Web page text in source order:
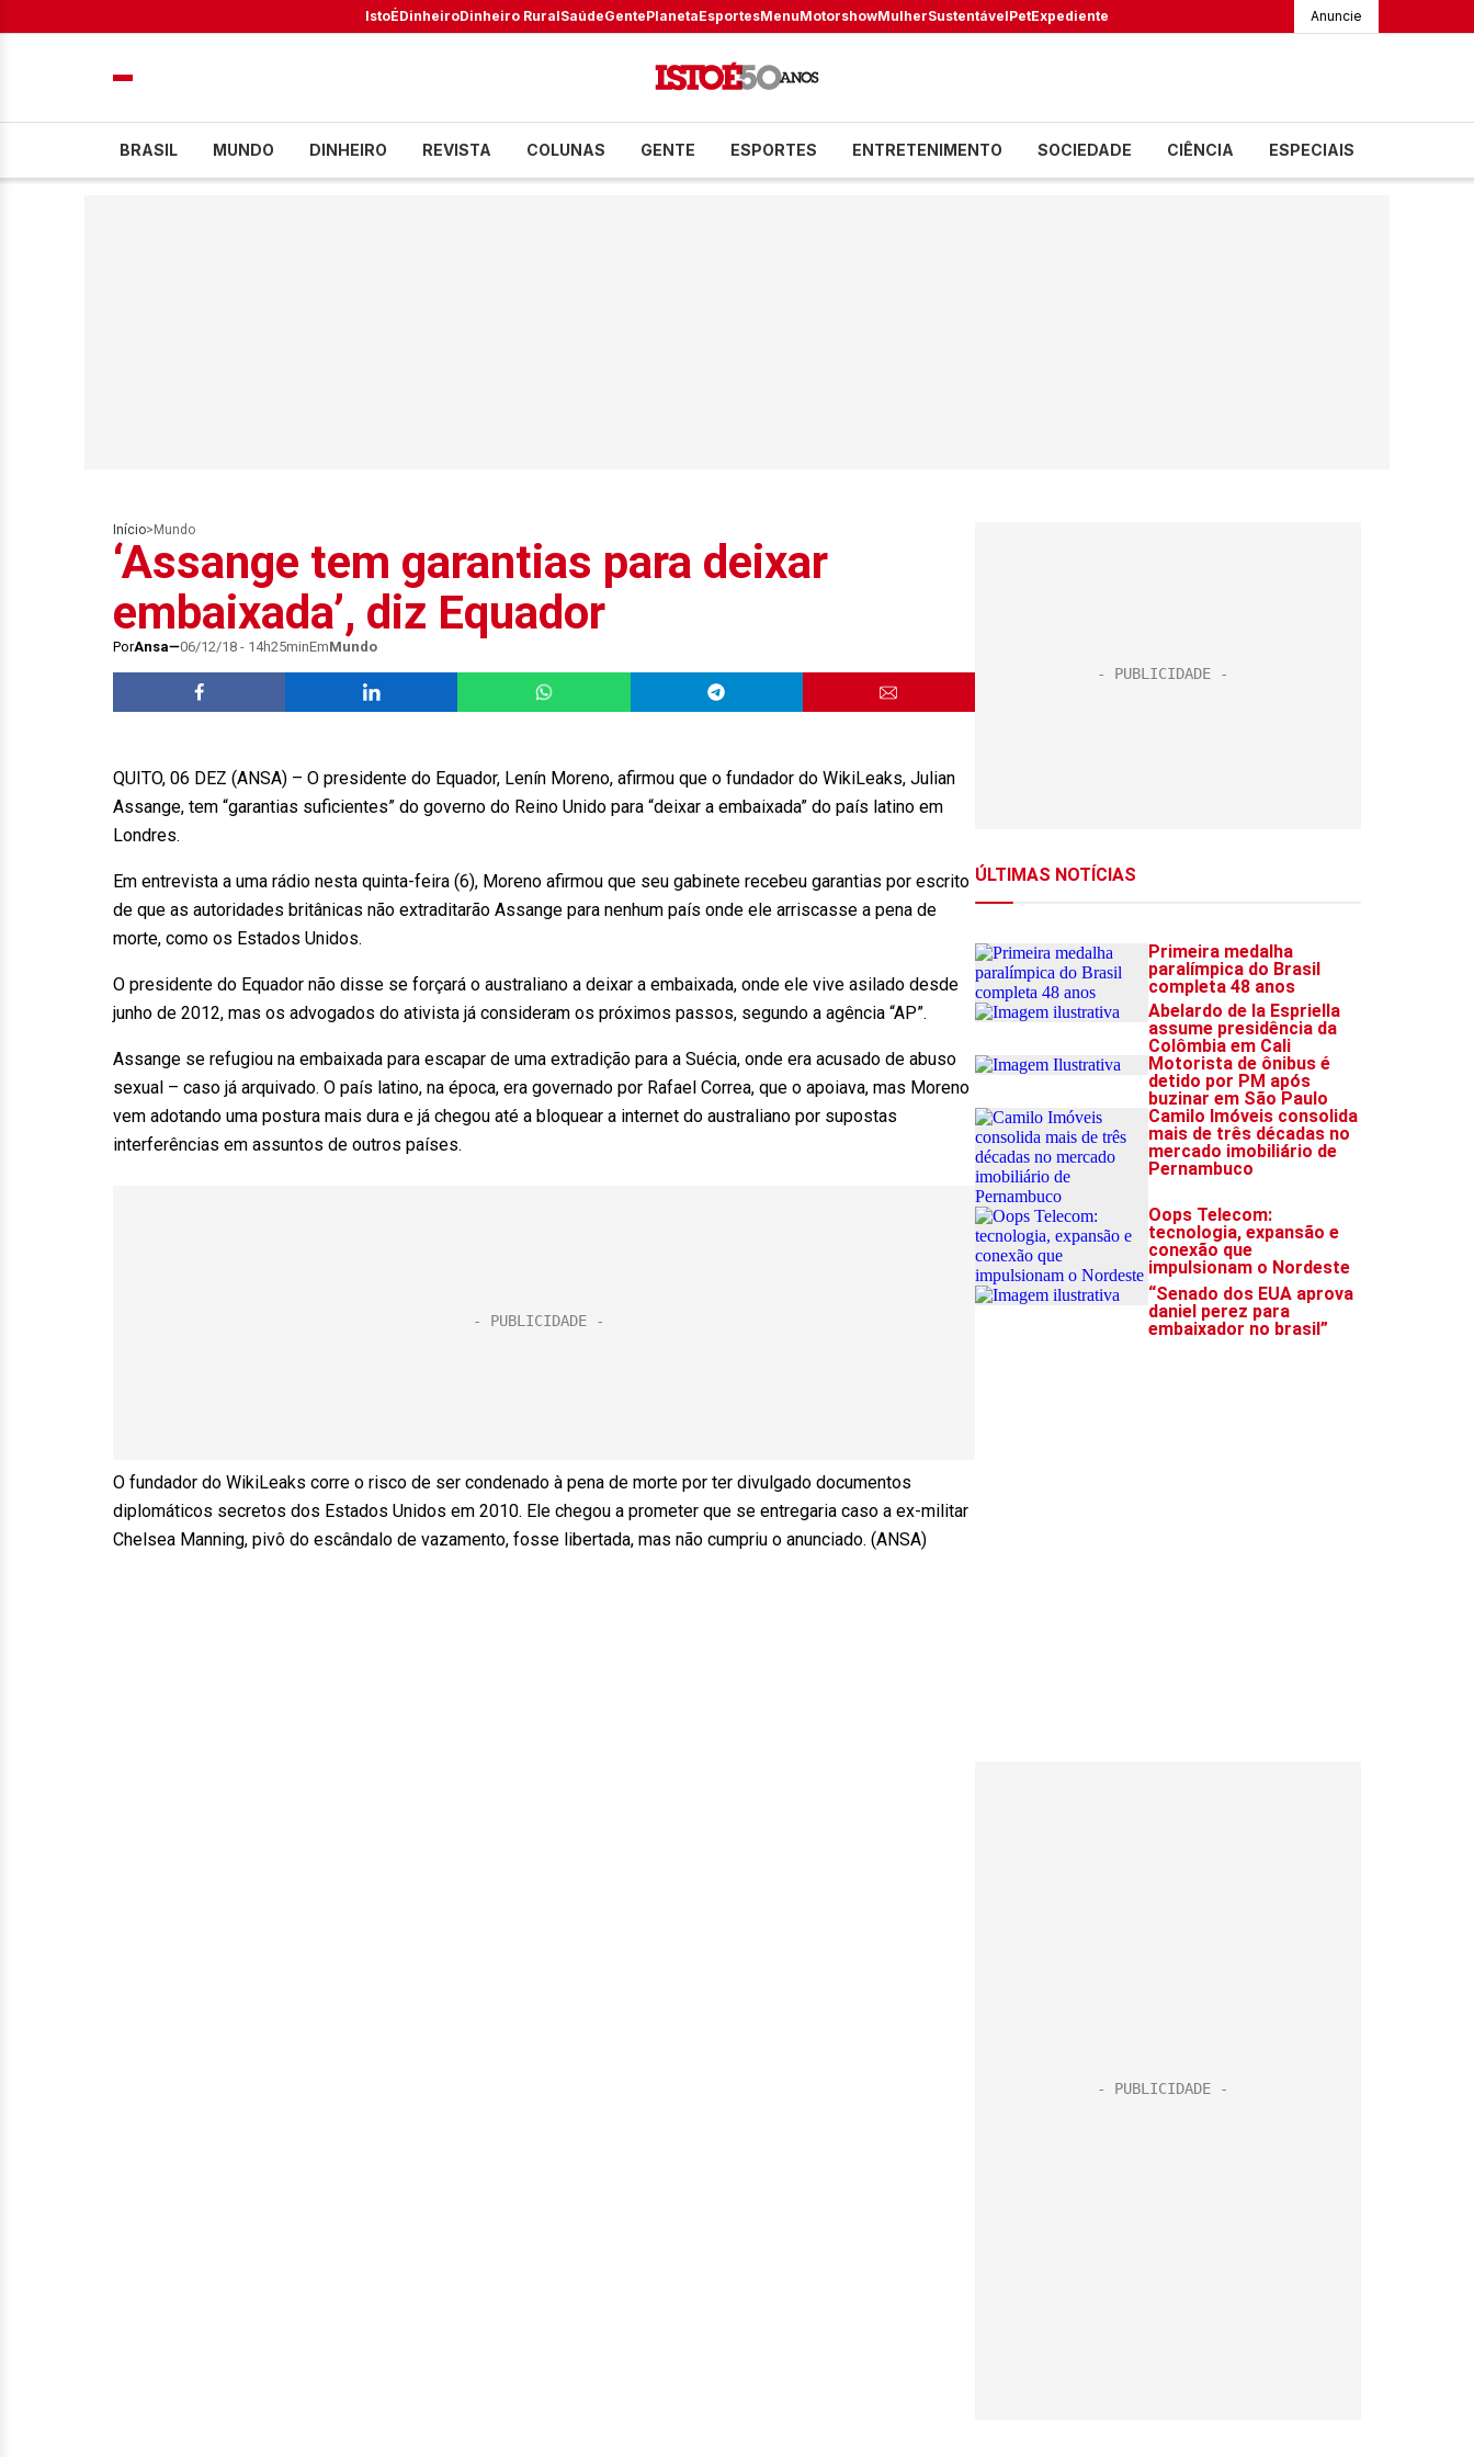
IstoÉDinheiroDinheiro RuralSaúdeGentePlanetaEsportesMenuMotorshowMulherSustentávelPetExpediente Anuncie
BRASIL MUNDO DINHEIRO REVISTA COLUNAS GENTE ESPORTES ENTRETENIMENTO SOCIEDADE CIÊNCIA ESPECIAIS
Início> Mundo
‘Assange tem garantias para deixar
embaixada’, diz Equador
PorAnsa 06/12/18 - 14h25minEmMundo
QUITO, 06 DEZ (ANSA) – O presidente do Equador, Lenín Moreno, afirmou que o fundador do WikiLeaks, Julian
Assange, tem “garantias suficientes” do governo do Reino Unido para “deixar a embaixada” do país latino em
Londres.
Em entrevista a uma rádio nesta quinta-feira (6), Moreno afirmou que seu gabinete recebeu garantias por escrito
de que as autoridades britânicas não extraditarão Assange para nenhum país onde ele arriscasse a pena de
morte, como os Estados Unidos.
O presidente do Equador não disse se forçará o australiano a deixar a embaixada, onde ele vive asilado desde
junho de 2012, mas os advogados do ativista já consideram os próximos passos, segundo a agência “AP”.
Assange se refugiou na embaixada para escapar de uma extradição para a Suécia, onde era acusado de abuso
sexual – caso já arquivado. O país latino, na época, era governado por Rafael Correa, que o apoiava, mas Moreno
vem adotando uma postura mais dura e já chegou até a bloquear a internet do australiano por supostas
interferências em assuntos de outros países.
O fundador do WikiLeaks corre o risco de ser condenado à pena de morte por ter divulgado documentos
diplomáticos secretos dos Estados Unidos em 2010. Ele chegou a prometer que se entregaria caso a ex-militar
Chelsea Manning, pivô do escândalo de vazamento, fosse libertada, mas não cumpriu o anunciado. (ANSA)